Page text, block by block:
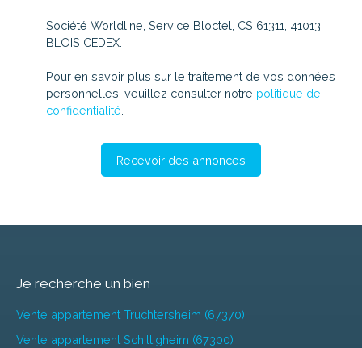
Société Worldline, Service Bloctel, CS 61311, 41013
BLOIS CEDEX.
Pour en savoir plus sur le traitement de vos données
personnelles, veuillez consulter notre politique de
confidentialité
Recevoir des annonces
Je recherche un bien
Vente appartement Truchtersheim (67370)
Vente appartement Schiltigheim (67300)